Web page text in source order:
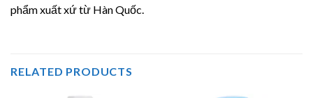
phẩm xuất xứ từ Hàn Quốc.
RELATED PRODUCTS